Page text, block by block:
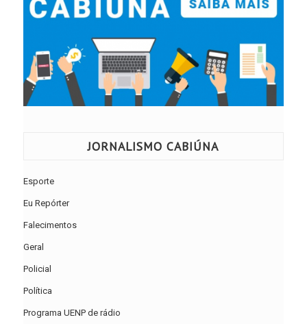
JORNALISMO CABIÚNA
Esporte
Eu Repórter
Falecimentos
Geral
Policial
Política
Programa UENP de rádio